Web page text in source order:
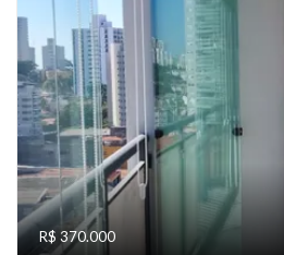
R$ 370.000